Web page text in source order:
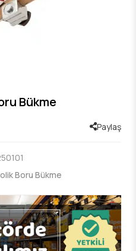
Bükme
Paylaş
Boru Bükme